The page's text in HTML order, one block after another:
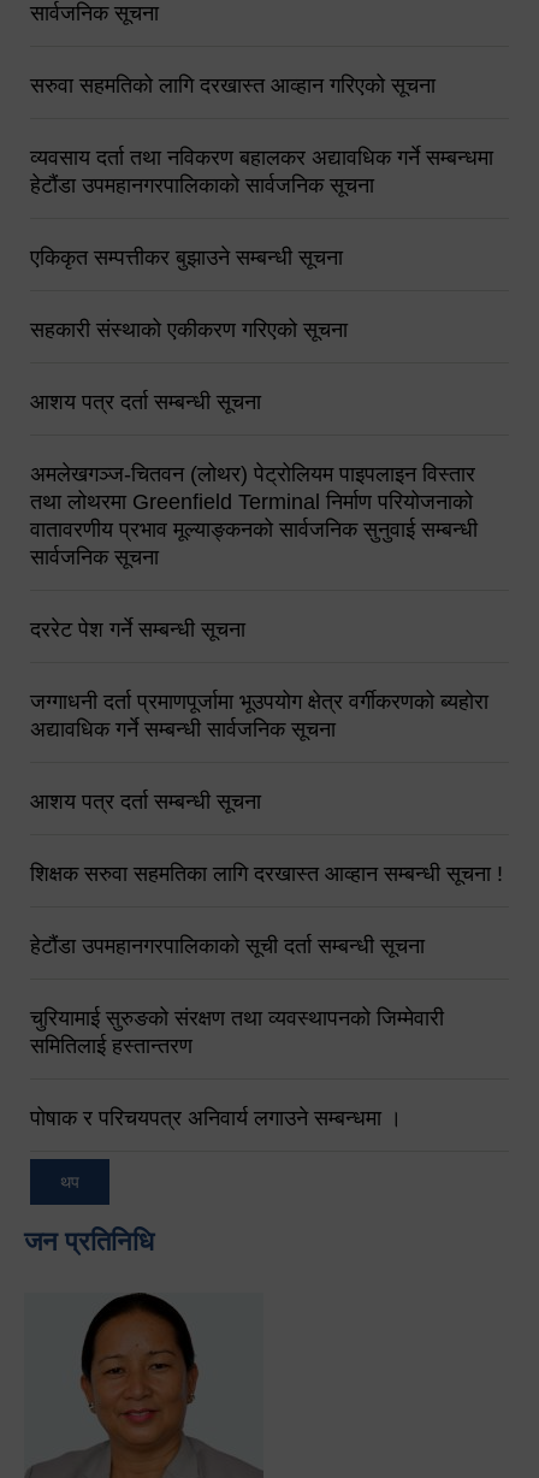
सार्वजनिक सूचना
सरुवा सहमतिको लागि दरखास्त आव्हान गरिएको सूचना
व्यवसाय दर्ता तथा नविकरण बहालकर अद्यावधिक गर्ने सम्बन्धमा
हेटौंडा उपमहानगरपालिकाको सार्वजनिक सूचना
एकिकृत सम्पत्तीकर बुझाउने सम्बन्धी सूचना
सहकारी संस्थाको एकीकरण गरिएको सूचना
आशय पत्र दर्ता सम्बन्धी सूचना
अमलेखगञ्ज-चितवन (लोथर) पेट्रोलियम पाइपलाइन विस्तार
तथा लोथरमा Greenfield Terminal निर्माण परियोजनाको
वातावरणीय प्रभाव मूल्याङ्कनको सार्वजनिक सुनुवाई सम्बन्धी
सार्वजनिक सूचना
दररेट पेश गर्ने सम्बन्धी सूचना
जग्गाधनी दर्ता प्रमाणपूर्जामा भूउपयोग क्षेत्र वर्गीकरणको ब्यहोरा
अद्यावधिक गर्ने सम्बन्धी सार्वजनिक सूचना
आशय पत्र दर्ता सम्बन्धी सूचना
शिक्षक सरुवा सहमतिका लागि दरखास्त आव्हान सम्बन्धी सूचना !
हेटौंडा उपमहानगरपालिकाको सूची दर्ता सम्बन्धी सूचना
चुरियामाई सुरुङको संरक्षण तथा व्यवस्थापनको जिम्मेवारी
समितिलाई हस्तान्तरण
पोषाक र परिचयपत्र अनिवार्य लगाउने सम्बन्धमा ।
थप
जन प्रतिनिधि